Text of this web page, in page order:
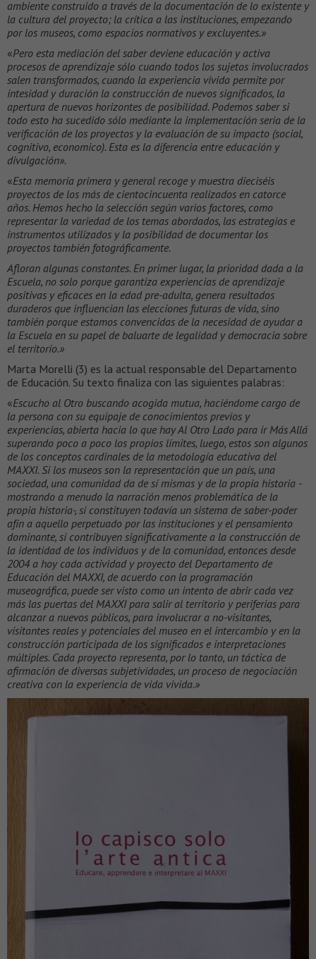
ambiente construido a través de la documentación de lo existente y
la cultura del proyecto; la crítica a las instituciones, empezando
por los museos, como espacios normativos y excluyentes.»
«Pero esta mediación del saber deviene educación y activa
procesos de aprendizaje sólo cuando todos los sujetos involucrados
salen transformados, cuando la experiencia vivida permite por
intesidad y duración la construcción de nuevos significados, la
apertura de nuevos horizontes de posibilidad. Podemos saber si
todo esto ha sucedido sólo mediante la implementación seria de la
verificación de los proyectos y la evaluación de su impacto (social,
cognitivo, economico). Esta es la diferencia entre educación y
divulgación».
«Esta memoria primera y general recoge y muestra dieciséis
proyectos de los más de cientocincuenta realizados en catorce
años. Hemos hecho la selección según varios factores, como
representar la variedad de los temas abordados, las estrategias e
instrumentos utilizados y la posibilidad de documentar los
proyectos también fotográficamente.
Afloran algunas constantes. En primer lugar, la prioridad dada a la
Escuela, no solo porque garantiza experiencias de aprendizaje
positivas y eficaces en la edad pre-adulta, genera resultados
duraderos que influencian las elecciones futuras de vida, sino
también porque estamos convencidas de la necesidad de ayudar a
la Escuela en su papel de baluarte de legalidad y democracia sobre
el territorio.»
Marta Morelli (3) es la actual responsable del Departamento
de Educación. Su texto finaliza con las siguientes palabras:
«Escucho al Otro buscando acogida mutua, haciéndome cargo de
la persona con su equipaje de conocimientos previos y
experiencias, abierta hacia lo que hay Al Otro Lado para ir Más Allá
superando poco a poco los propios límites, luego, estos son algunos
de los conceptos cardinales de la metodología educativa del
MAXXI. Si los museos son la representación que un país, una
sociedad, una comunidad da de sí mismas y de la propia historia -
mostrando a menudo la narración menos problemática de la
propia historia-, si constituyen todavía un sistema de saber-poder
afín a aquello perpetuado por las instituciones y el pensamiento
dominante, si contribuyen significativamente a la construcción de
la identidad de los individuos y de la comunidad, entonces desde
2004 a hoy cada actividad y proyecto del Departamento de
Educación del MAXXI, de acuerdo con la programación
museográfica, puede ser visto como un intento de abrir cada vez
más las puertas del MAXXI para salir al territorio y periferias para
alcanzar a nuevos públicos, para involucrar a no-visitantes,
visitantes reales y potenciales del museo en el intercambio y en la
construcción participada de los significados e interpretaciones
múltiples. Cada proyecto representa, por lo tanto, un táctica de
afirmación de diversas subjetividades, un proceso de negociación
creativa con la experiencia de vida vivida.»